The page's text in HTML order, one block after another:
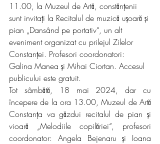
11.00, la Muzeul de Artă, constănțenii
sunt invitați la Recitalul de muzică ușoară și
pian „Dansând pe portativ“, un alt
eveniment organizat cu prilejul Zilelor
Constanței. Profesori coordonatori:
Galina Manea și Mihai Ciortan. Accesul
publicului este gratuit.
Tot sâmbătă, 18 mai 2024, dar cu
începere de la ora 13.00, Muzeul de Artă
Constanța va găzdui recitalul de pian și
vioară „Melodiile copilăriei“, profesori
coordonator: Angela Bejenaru și Ioana